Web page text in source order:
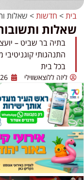
בית> חדשות> שאלות
שאלות
התנהגותי
בכל בית
ליזה ללוצאשווילי